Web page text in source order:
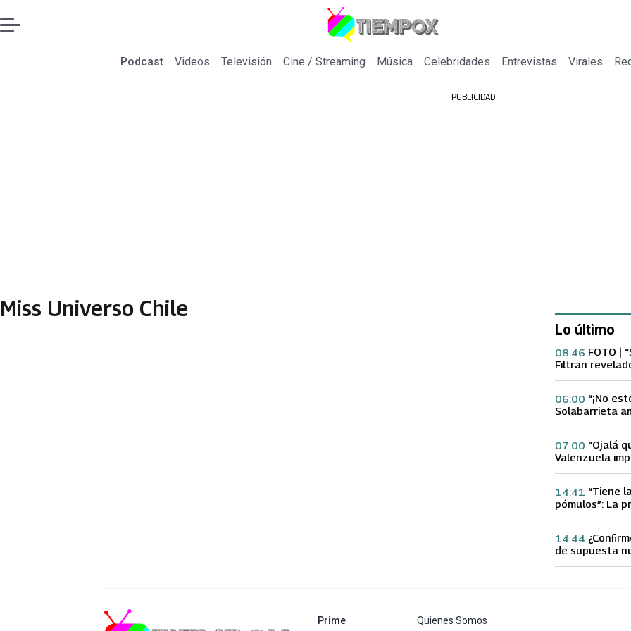
Podcast Videos Televisión Cine / Streaming Música Celebridades Entrevistas Virales
PUBLICIDAD
Miss Universo Chile
Lo último
FOTO |
Filtran
08:46
“¡No
Solabarrieta
06:00
“Ojalá
Valenzuela
07:00
“Tiene
pómulos”: La
14:41
de supuesta
14:44
Primeabre en nueva pestañaQuienes Somos